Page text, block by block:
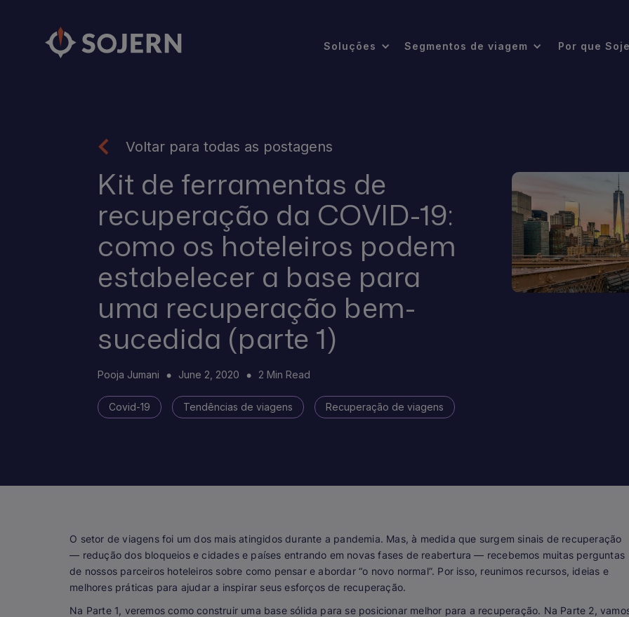
Soluções Segmentos de viagem Por que
Voltar para todas as postagens
Kit de ferramentas de
recuperação da COVID-19:
como os hoteleiros podem
estabelecer a base para
uma recuperação bem-
sucedida (parte 1)
Pooja Jumani June 2, 2020 2 Min Read
Covid-19 Tendências de viagens Recuperação de viagens
O setor de viagens foi um dos mais atingidos durante a pandemia. Mas, à medida que surgem sinais de recuperação
— redução dos bloqueios e cidades e países entrando em novas fases de reabertura — recebemos muitas perguntas
de nossos parceiros hoteleiros sobre como pensar e abordar “o novo normal”. Por isso, reunimos recursos, ideias e
melhores práticas para ajudar a inspirar seus esforços de recuperação.
Na Parte 1, veremos como construir uma base sólida para se posicionar melhor para a recuperação. Na Parte 2,